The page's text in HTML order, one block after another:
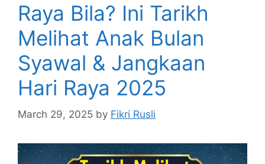
Raya Bila? Ini Tarikh
Melihat Anak Bulan
Syawal & Jangkaan
Hari Raya 2025
March 29, 2025 by Fikri Rusli